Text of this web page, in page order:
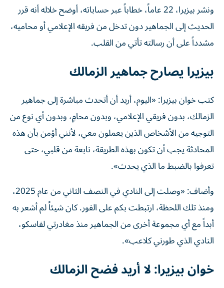
ونشر بيزيرا، 22 عاماً، خطاباً عبر حساباته، أوضح خلاله أنه قرر
الحديث إلى الجماهير دون تدخل من فريقه الإعلامي أو محاميه،
مشدداً على أن رسالته تأتي من القلب.
بيزيرا يصارح جماهير الزمالك
كتب خوان بيزيرا: «اليوم، أريد أن أتحدث مباشرة إلى جماهير
الزمالك، بدون فريقي الإعلامي، وبدون محامٍ، وبدون أي نوع من
التوجيه من الأشخاص الذين يعملون معي، لأنني أؤمن بأن هذه
المحادثة يجب أن تكون بهذه الطريقة، نابعة من قلبي، حتى
تعرفوا بالضبط ما الذي يحدث».
وأضاف: «وصلت إلى النادي في النصف الثاني من عام 2025،
ومنذ تلك اللحظة، ارتبطت بكم على الفور. كان شيئاً لم أشعر به
أبداً مع أي مجموعة أخرى من الجماهير منذ مغادرتي لفاسكو،
النادي الذي طورني كلاعب».
خوان بيزيرا: لا أريد فضح الزمالك